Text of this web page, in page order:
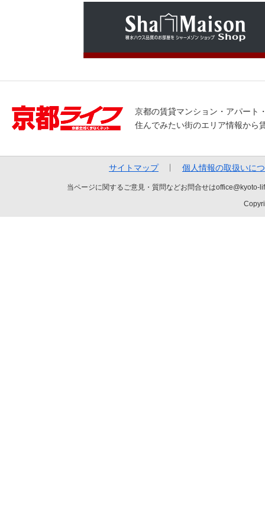
京都の賃貸マンション・アパート
住んでみたい街のエリア情報から
サイトマップ 個人情報の取扱いに
当ページに関するご意見・質問などお問合せは